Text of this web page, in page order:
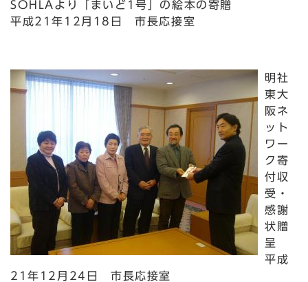
SOHLAより「まいど1号」の絵本の寄贈
平成21年12月18日 市長応接室
明社
東大
阪ネ
ット
ワー
ク寄
付収
受・
感謝
状贈
呈
平成
21年12月24日 市長応接室